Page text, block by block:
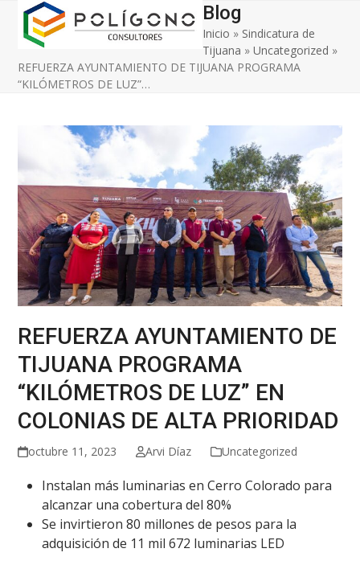
Skip
content
Open
mobile
menu
Close
mobile
menu
Blog
Inicio » Sindicatura de
Tijuana »Uncategorized »
REFUERZA AYUNTAMIENTO DE TIJUANA PROGRAMA
“KILÓMETROS DE LUZ”…
REFUERZA AYUNTAMIENTO DE
TIJUANA PROGRAMA
“KILÓMETROS DE LUZ” EN
COLONIAS DE ALTA PRIORIDAD
octubre 11, 2023 Arvi Díaz Uncategorized
Instalan más luminarias en Cerro Colorado para
alcanzar una cobertura del 80%
Se invirtieron 80 millones de pesos para la
adquisición de 11 mil 672 luminarias LED